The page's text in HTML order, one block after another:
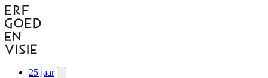
Naar
hoofdinhoud
gaan
25 jaar